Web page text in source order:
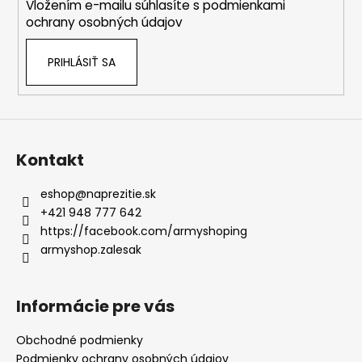
Vložením e-mailu súhlasíte s podmienkami
ochrany osobných údajov
PRIHLÁSIŤ SA
Kontakt
eshop@naprezitie.sk
+421 948 777 642
https://facebook.com/armyshoping
armyshop.zalesak
Informácie pre vás
Obchodné podmienky
Podmienky ochrany osobných údajov